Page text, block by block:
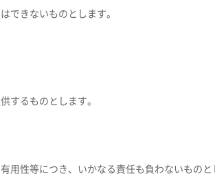
できないものとします。
するものとします。
用性等につき、いかなる責任も負わないものと